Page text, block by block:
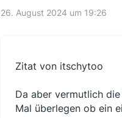
26. August 2024 um 19:26
Zitat von itschytoo
Da aber vermutlich
Mal überlegen ob ein